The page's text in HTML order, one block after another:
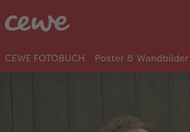
CEWE FOTOBUCH Poster & Wandbilder